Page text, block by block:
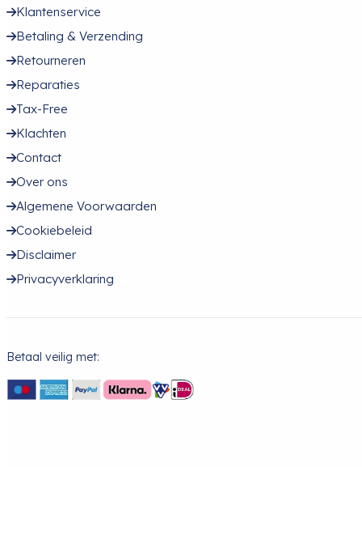
Klantenservice
Betaling & Verzending
Retourneren
Reparaties
Tax-Free
Klachten
Contact
Over ons
Algemene Voorwaarden
Cookiebeleid
Disclaimer
Privacyverklaring
Betaal veilig met: